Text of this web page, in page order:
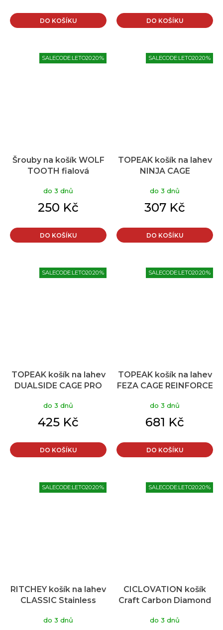
DO KOŠÍKU DO KOŠÍKU
SALECODE:LETO20:20:%
Šrouby na košík WOLF
TOOTH fialová
do 3 dnů
250 Kč
DO KOŠÍKU
SALECODE:LETO20:20:%
TOPEAK košík na lahev
NINJA CAGE
do 3 dnů
307 Kč
DO KOŠÍKU
SALECODE:LETO20:20:%
TOPEAK košík na lahev
DUALSIDE CAGE PRO
do 3 dnů
425 Kč
DO KOŠÍKU
SALECODE:LETO20:20:%
TOPEAK košík na lahev
FEZA CAGE REINFORCE
do 3 dnů
681 Kč
DO KOŠÍKU
SALECODE:LETO20:20:%
RITCHEY košík na lahev
CLASSIC Stainless
do 3 dnů
SALECODE:LETO20:20:%
CICLOVATION košík
Craft Carbon Diamond
do 3 dnů